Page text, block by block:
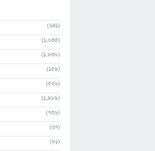
(641)
(1,035)
(1,830)
(159)
(526)
(1,989)
(736)
(67)
(81)